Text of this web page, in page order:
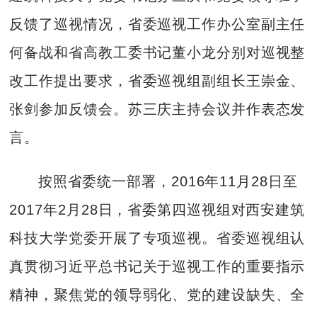
反馈了巡视情况，省委巡视工作办公室副主任
何备战和省高教工委书记董小龙分别对巡视整
改工作提出要求，省委巡视组副组长王崇金、
张剑参加反馈会。苏三庆主持会议并作表态发
言。
按照省委统一部署，2016年11月28日至
2017年2月28日，省委第四巡视组对西安建筑
科技大学党委开展了专项巡视。省委巡视组认
真贯彻习近平总书记关于巡视工作的重要指示
精神，聚焦党的领导弱化、党的建设缺失、全